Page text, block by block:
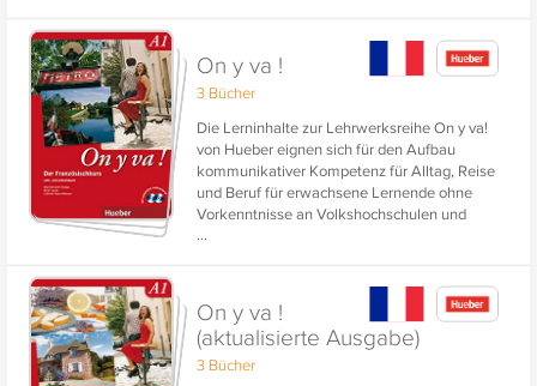
On y va !
3 Bücher
Die Lerninhalte zur Lehrwerksreihe On y va!
von Hueber eignen sich für den Aufbau
kommunikativer Kompetenz für Alltag, Reise
und Beruf für erwachsene Lernende ohne
Vorkenntnisse an Volkshochschulen und
privaten Sprachenschulen. Drei Bände für die
...
On y va !
(aktualisierte Ausgabe)
3 Bücher